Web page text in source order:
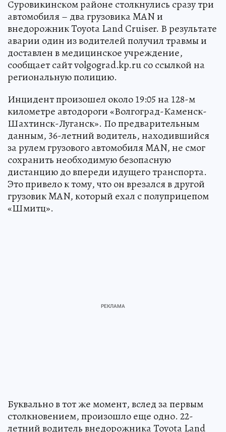
Суровикинском районе столкнулись сразу три
автомобиля – два грузовика MAN и
внедорожник Toyota Land Cruiser. В результате
аварии один из водителей получил травмы и
доставлен в медицинское учреждение,
сообщает сайт volgograd.kp.ru со ссылкой на
региональную полицию.
Инцидент произошел около 19:05 на 128-м
километре автодороги «Волгоград-Каменск-
Шахтинск-Луганск». По предварительным
данным, 36-летний водитель, находившийся
за рулем грузового автомобиля MAN, не смог
сохранить необходимую безопасную
дистанцию до впереди идущего транспорта.
Это привело к тому, что он врезался в другой
грузовик MAN, который ехал с полуприцепом
«Шмитц».
Буквально в тот же момент, вслед за первым
столкновением, произошло еще одно. 22-
летний водитель внедорожника Toyota Land